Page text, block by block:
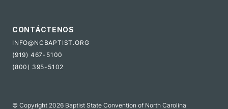
CONTÁCTENOS
INFO@NCBAPTIST.ORG
(919) 467-5100
(800) 395-5102
© Copyright 2026 Baptist State Convention of North Carolina